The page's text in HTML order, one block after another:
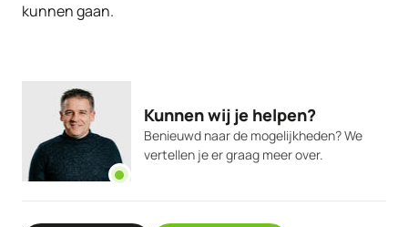
kunnen gaan.
Kunnen wij je helpen?
Benieuwd naar de mogelijkheden? We
vertellen je er graag meer over.